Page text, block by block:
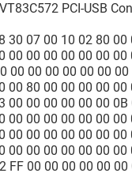
PCI-USB
30 07 00 10 02 80 00
00 00 00 00 00 00 00
00 00 00 00 00 00
00 80 00 00 00 00 00
00 00 00 00 00 00
00 00 00 00 00 00 00
00 00 00 00 00 00 00
00 00 00 00 00 00 00
FF 00 00 00 00 00